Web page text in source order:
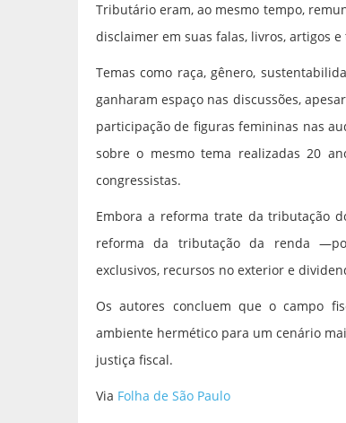
Tributário eram, ao mesmo tempo,
disclaimer em suas falas, livros, artigos
Temas como raça, gênero,
ganharam espaço nas discussões,
participação de figuras femininas nas
sobre o mesmo tema realizadas 20
congressistas.
Embora a reforma trate da tributação
reforma da tributação da renda
exclusivos, recursos no exterior e
Os autores concluem que o campo
ambiente hermético para um cenário
justiça fiscal.
Via Folha de São Paulo